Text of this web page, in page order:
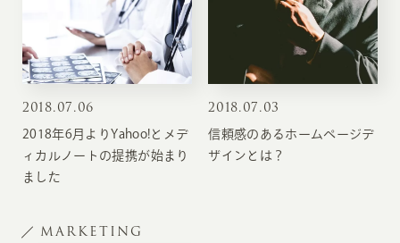
2018.07.06
2018年6月よりYahoo!とメデ
ィカルノートの提携が始まり
ました
2018.07.03
信頼感のあるホームページデ
ザインとは？
MARKETING